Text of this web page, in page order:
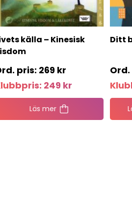
källa – Kinesisk
269 kr
249 kr
Läs mer
Ditt